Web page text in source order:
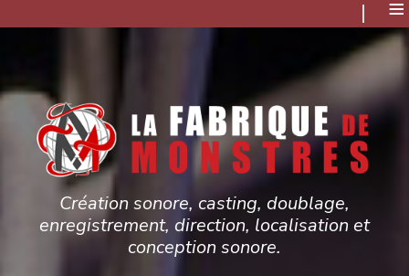
≡
Création sonore, casting, doublage,
enregistrement, direction, localisation et
conception sonore.